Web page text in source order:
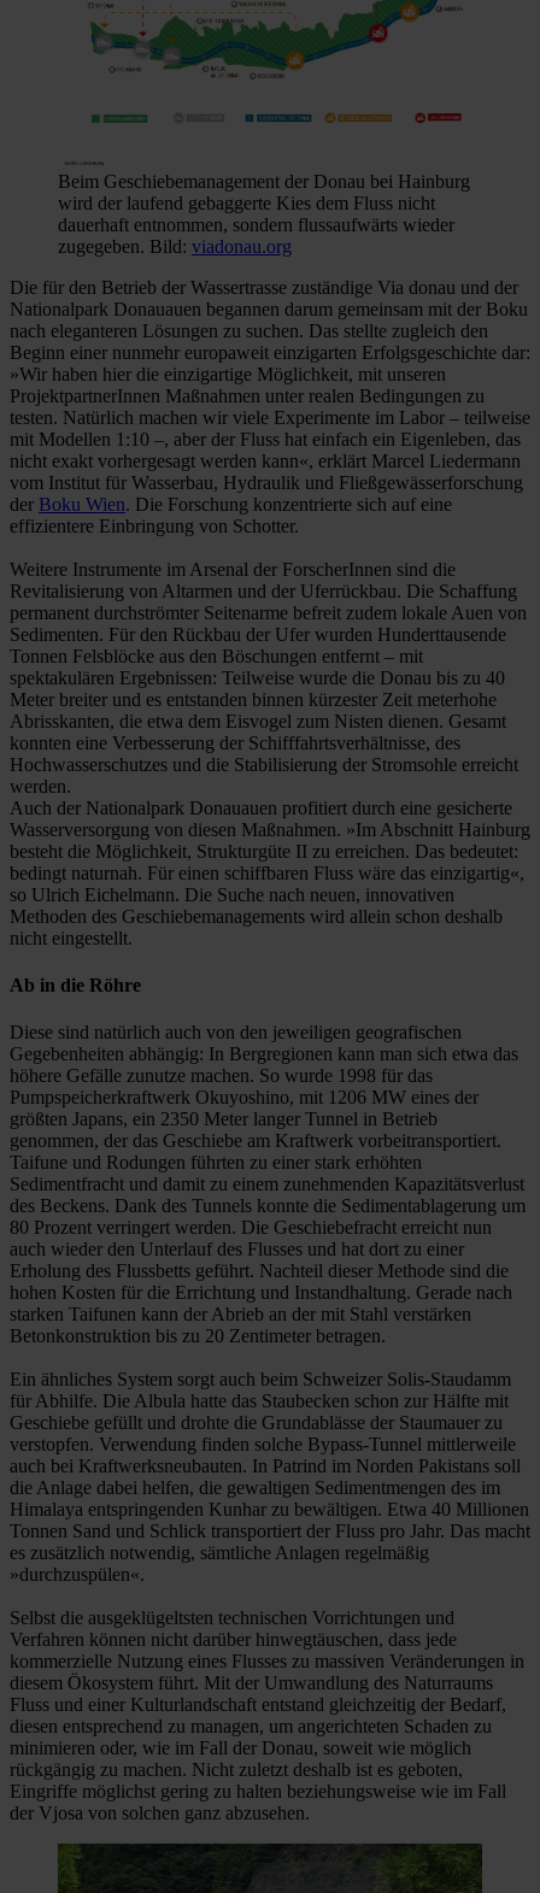
Beim Geschiebemanagement der Donau bei Hainburg
wird der laufend gebaggerte Kies dem Fluss nicht
dauerhaft entnommen, sondern flussaufwärts wieder
zugegeben. Bild: viadonau.org
Die für den Betrieb der Wassertrasse zuständige Via donau und der
Nationalpark Donauauen begannen darum gemeinsam mit der Boku
nach eleganteren Lösungen zu suchen. Das stellte zugleich den
Beginn einer nunmehr europaweit einzigarten Erfolgsgeschichte dar:
»Wir haben hier die einzigartige Möglichkeit, mit unseren
ProjektpartnerInnen Maßnahmen unter realen Bedingungen zu
testen. Natürlich machen wir viele Experimente im Labor – teilweise
mit Modellen 1:10 –, aber der Fluss hat einfach ein Eigenleben, das
nicht exakt vorhergesagt werden kann«, erklärt Marcel Liedermann
vom Institut für Wasserbau, Hydraulik und Fließgewässerforschung
der Boku Wien. Die Forschung konzentrierte sich auf eine
effizientere Einbringung von Schotter.
Weitere Instrumente im Arsenal der ForscherInnen sind die
Revitalisierung von Altarmen und der Uferrückbau. Die Schaffung
permanent durchströmter Seitenarme befreit zudem lokale Auen von
Sedimenten. Für den Rückbau der Ufer wurden Hunderttausende
Tonnen Felsblöcke aus den Böschungen entfernt – mit
spektakulären Ergebnissen: Teilweise wurde die Donau bis zu 40
Meter breiter und es entstanden binnen kürzester Zeit meterhohe
Abrisskanten, die etwa dem Eisvogel zum Nisten dienen. Gesamt
konnten eine Verbesserung der Schifffahrtsverhältnisse, des
Hochwasserschutzes und die Stabilisierung der Stromsohle erreicht
werden.
Auch der Nationalpark Donauauen profitiert durch eine gesicherte
Wasserversorgung von diesen Maßnahmen. »Im Abschnitt Hainburg
besteht die Möglichkeit, Strukturgüte II zu erreichen. Das bedeutet:
bedingt naturnah. Für einen schiffbaren Fluss wäre das einzigartig«,
so Ulrich Eichelmann. Die Suche nach neuen, innovativen
Methoden des Geschiebemanagements wird allein schon deshalb
nicht eingestellt.
Ab in die Röhre
Diese sind natürlich auch von den jeweiligen geografischen
Gegebenheiten abhängig: In Bergregionen kann man sich etwa das
höhere Gefälle zunutze machen. So wurde 1998 für das
Pumpspeicherkraftwerk Okuyoshino, mit 1206 MW eines der
größten Japans, ein 2350 Meter langer Tunnel in Betrieb
genommen, der das Geschiebe am Kraftwerk vorbeitransportiert.
Taifune und Rodungen führten zu einer stark erhöhten
Sedimentfracht und damit zu einem zunehmenden Kapazitätsverlust
des Beckens. Dank des Tunnels konnte die Sedimentablagerung um
80 Prozent verringert werden. Die Geschiebefracht erreicht nun
auch wieder den Unterlauf des Flusses und hat dort zu einer
Erholung des Flussbetts geführt. Nachteil dieser Methode sind die
hohen Kosten für die Errichtung und Instandhaltung. Gerade nach
starken Taifunen kann der Abrieb an der mit Stahl verstärken
Betonkonstruktion bis zu 20 Zentimeter betragen.
Ein ähnliches System sorgt auch beim Schweizer Solis-Staudamm
für Abhilfe. Die Albula hatte das Staubecken schon zur Hälfte mit
Geschiebe gefüllt und drohte die Grundablässe der Staumauer zu
verstopfen. Verwendung finden solche Bypass-Tunnel mittlerweile
auch bei Kraftwerksneubauten. In Patrind im Norden Pakistans soll
die Anlage dabei helfen, die gewaltigen Sedimentmengen des im
Himalaya entspringenden Kunhar zu bewältigen. Etwa 40 Millionen
Tonnen Sand und Schlick transportiert der Fluss pro Jahr. Das macht
es zusätzlich notwendig, sämtliche Anlagen regelmäßig
»durchzuspülen«.
Selbst die ausgeklügeltsten technischen Vorrichtungen und
Verfahren können nicht darüber hinwegtäuschen, dass jede
kommerzielle Nutzung eines Flusses zu massiven Veränderungen in
diesem Ökosystem führt. Mit der Umwandlung des Naturraums
Fluss und einer Kulturlandschaft entstand gleichzeitig der Bedarf,
diesen entsprechend zu managen, um angerichteten Schaden zu
minimieren oder, wie im Fall der Donau, soweit wie möglich
rückgängig zu machen. Nicht zuletzt deshalb ist es geboten,
Eingriffe möglichst gering zu halten beziehungsweise wie im Fall
der Vjosa von solchen ganz abzusehen.